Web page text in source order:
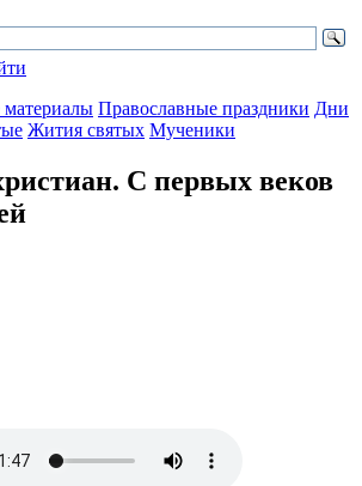
материалы Православные праздники Дни
Жития святых Мученики
С первых веков